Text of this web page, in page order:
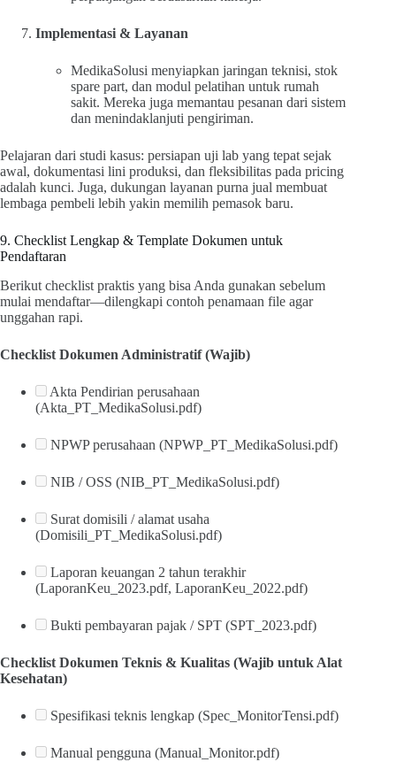
Implementasi & Layanan
MedikaSolusi menyiapkan jaringan teknisi, stok
spare part, dan modul pelatihan untuk rumah
sakit. Mereka juga memantau pesanan dari sistem
dan menindaklanjuti pengiriman.
Pelajaran dari studi kasus: persiapan uji lab yang tepat sejak
awal, dokumentasi lini produksi, dan fleksibilitas pada pricing
adalah kunci. Juga, dukungan layanan purna jual membuat
lembaga pembeli lebih yakin memilih pemasok baru.
9. Checklist Lengkap & Template Dokumen untuk
Pendaftaran
Berikut checklist praktis yang bisa Anda gunakan sebelum
mulai mendaftar—dilengkapi contoh penamaan file agar
unggahan rapi.
Checklist Dokumen Administratif (Wajib)
Akta Pendirian perusahaan
(Akta_PT_MedikaSolusi.pdf)
NPWP perusahaan (NPWP_PT_MedikaSolusi.pdf)
NIB / OSS (NIB_PT_MedikaSolusi.pdf)
Surat domisili / alamat usaha
(Domisili_PT_MedikaSolusi.pdf)
Laporan keuangan 2 tahun terakhir
(LaporanKeu_2023.pdf, LaporanKeu_2022.pdf)
Bukti pembayaran pajak / SPT (SPT_2023.pdf)
Checklist Dokumen Teknis & Kualitas (Wajib untuk Alat
Kesehatan)
Spesifikasi teknis lengkap (Spec_MonitorTensi.pdf)
Manual pengguna (Manual_Monitor.pdf)